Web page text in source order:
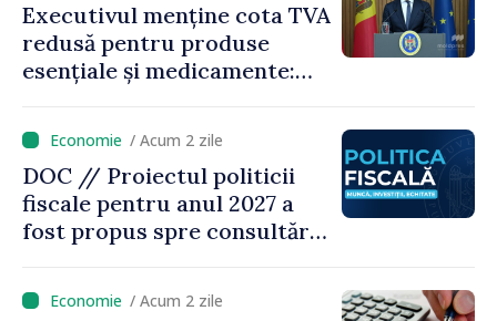
Executivul menține cota TVA
redusă pentru produse
esențiale și medicamente:
pe seama consumului de
bază al oamenilor”
/ Acum 2 zile
DOC // Proiectul politicii
fiscale pentru anul 2027 a
fost propus spre consultări
/ Acum 2 zile